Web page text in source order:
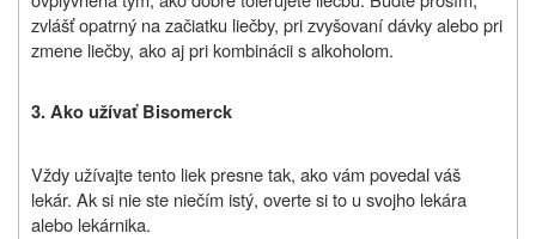
zvlášť opatrný na začiatku liečby, pri zvyšovaní dávky alebo pri
zmene liečby, ako aj pri kombinácii s alkoholom.
3. Ako užívať Bisomerck
Vždy užívajte tento liek presne tak, ako vám povedal váš
lekár. Ak si nie ste niečím istý, overte si to u svojho lekára
alebo lekárnika.